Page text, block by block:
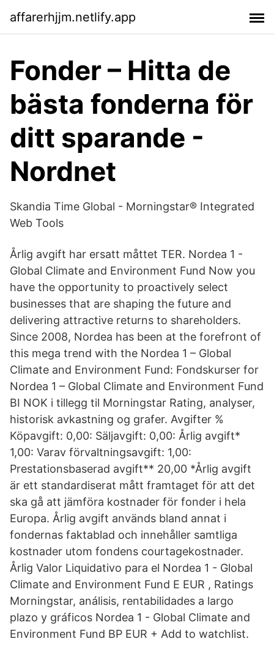
affarerhjjm.netlify.app
Fonder – Hitta de
bästa fonderna för
ditt sparande -
Nordnet
Skandia Time Global - Morningstar® Integrated
Web Tools
Årlig avgift har ersatt måttet TER. Nordea 1 -
Global Climate and Environment Fund Now you
have the opportunity to proactively select
businesses that are shaping the future and
delivering attractive returns to shareholders.
Since 2008, Nordea has been at the forefront of
this mega trend with the Nordea 1 – Global
Climate and Environment Fund: Fondskurser for
Nordea 1 – Global Climate and Environment Fund
BI NOK i tillegg til Morningstar Rating, analyser,
historisk avkastning og grafer. Avgifter %
Köpavgift: 0,00: Säljavgift: 0,00: Årlig avgift*
1,00: Varav förvaltningsavgift: 1,00:
Prestationsbaserad avgift** 20,00 *Årlig avgift
är ett standardiserat mått framtaget för att det
ska gå att jämföra kostnader för fonder i hela
Europa. Årlig avgift används bland annat i
fondernas faktablad och innehåller samtliga
kostnader utom fondens courtagekostnader.
Årlig Valor Liquidativo para el Nordea 1 - Global
Climate and Environment Fund E EUR , Ratings
Morningstar, análisis, rentabilidades a largo
plazo y gráficos Nordea 1 - Global Climate and
Environment Fund BP EUR + Add to watchlist.